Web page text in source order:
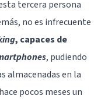
tercera persona
no es infrecuente
, capaces de
, pudiendo
almacenadas en la
pocos meses un